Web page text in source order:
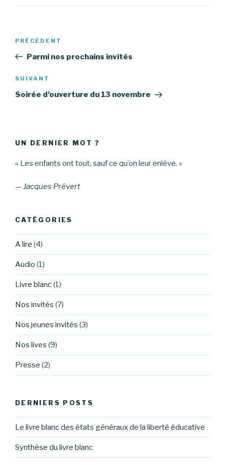
Navigation
Article
précédent
PRÉCÉDENT
Parmi nos prochains invités
Article
suivant
SUIVANT
Soirée d’ouverture du 13 novembre
UN DERNIER MOT ?
« Les enfants ont tout, sauf ce qu’on leur enlève. »
— Jacques Prévert
CATÉGORIES
A lire (4)
Audio (1)
Livre blanc(1)
Nos invités (7)
Nos jeunes invités (3)
Nos lives (9)
Presse (2)
DERNIERS POSTS
Le livre blanc des états généraux de la liberté éducative
Synthèse du livre blanc